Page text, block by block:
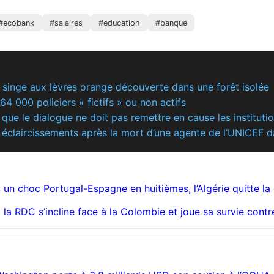
#salaires #education #banque
aux lèvres orange découverte dans une forêt isolée
000 policiers « fictifs » ou non actifs
le dialogue ne doit pas remettre en cause les
après la mort d’une agente de l’UNICEF
choc Portugal-Espagne en huitièmes, l’Algérie quitte
RDC s’incline face à la Colombie et joue sa survie